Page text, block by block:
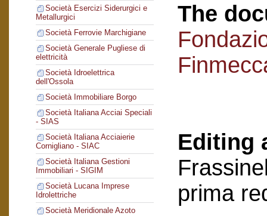
Società Esercizi Siderurgici e
Metallurgici
Società Ferrovie Marchigiane
Società Generale Pugliese di
elettricità
Società Idroelettrica
dell'Ossola
Società Immobiliare Borgo
Società Italiana Acciai Speciali
- SIAS
Società Italiana Acciaierie
Cornigliano - SIAC
Società Italiana Gestioni
Immobiliari - SIGIM
Società Lucana Imprese
Idrolettriche
Società Meridionale Azoto
The
Editing
prima